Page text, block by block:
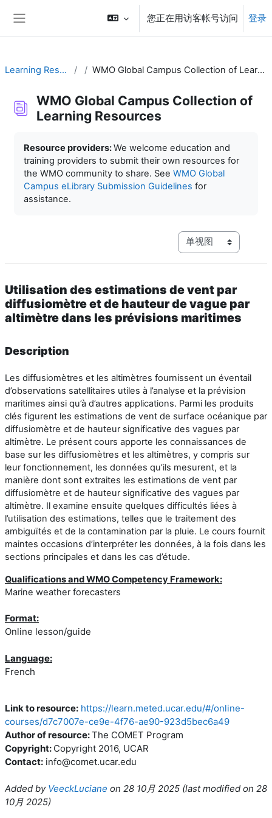
您正在用访客帐号访问 登录
Learning Resources WMO Global Campus Collection of Learning Resources
WMO Global Campus Collection of
Learning Resources
Resource providers:We welcome education and
training providers to submit their own resources for
the WMO community to share. See WMO Global
Campus eLibrary Submission Guidelines for
assistance.
视图模式三级导航
Utilisation des estimations de vent par
diffusiomètre et de hauteur de vague par
altimètre dans les prévisions maritimes
Description
Les diffusiomètres et les altimètres fournissent un éventail
d’observations satellitaires utiles à l’analyse et la prévision
maritimes ainsi qu’à d’autres applications. Parmi les produits
clés figurent les estimations de vent de surface océanique par
diffusiomètre et de hauteur significative des vagues par
altimètre. Le présent cours apporte les connaissances de
base sur les diffusiomètres et les altimètres, y compris sur
leur fonctionnement, les données qu’ils mesurent, et la
manière dont sont extraites les estimations de vent par
diffusiomètre et de hauteur significative des vagues par
altimètre. Il examine ensuite quelques difficultés liées à
l’utilisation des estimations, telles que le traitement des
ambiguïtés et de la contamination par la pluie. Le cours fournit
maintes occasions d’interpréter les données, à la fois dans les
sections principales et dans les cas d’étude.
Qualifications and WMO Competency Framework:
Marine weather forecasters
Format:
Online lesson/guide
Language:
French
Link to resource: https://learn.meted.ucar.edu/#/online-
courses/d7c7007e-ce9e-4f76-ae90-923d5bec6a49
Author of resource:The COMET Program
Copyright: Copyright 2016, UCAR
Contact: info@comet.ucar.edu
Added by VeeckLuciane on 28 10月 2025 (last modified on 28
10月 2025)